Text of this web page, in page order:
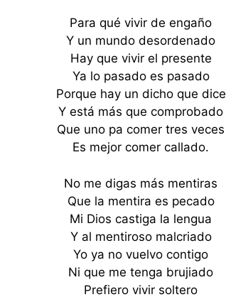
Para qué vivir de engaño
Y un mundo desordenado
Hay que vivir el presente
Ya lo pasado es pasado
Porque hay un dicho que dice
Y está más que comprobado
Que uno pa comer tres veces
Es mejor comer callado.
No me digas más mentiras
Que la mentira es pecado
Mi Dios castiga la lengua
Y al mentiroso malcriado
Yo ya no vuelvo contigo
Ni que me tenga brujiado
Prefiero vivir soltero